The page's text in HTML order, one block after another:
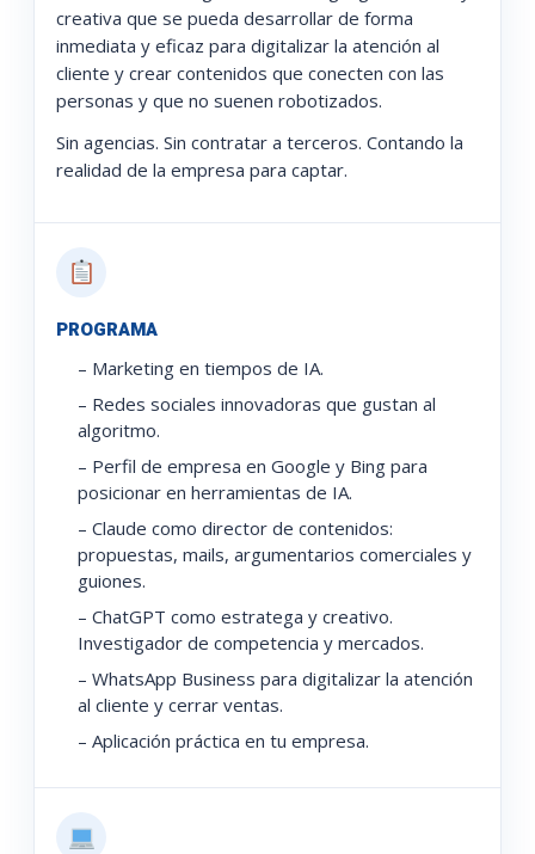
creativa que se pueda desarrollar de forma
inmediata y eficaz para digitalizar la atención al
cliente y crear contenidos que conecten con las
personas y que no suenen robotizados.
Sin agencias. Sin contratar a terceros. Contando la
realidad de la empresa para captar.
PROGRAMA
– Marketing en tiempos de IA.
– Redes sociales innovadoras que gustan al
algoritmo.
– Perfil de empresa en Google y Bing para
posicionar en herramientas de IA.
– Claude como director de contenidos:
propuestas, mails, argumentarios comerciales y
guiones.
– ChatGPT como estratega y creativo.
Investigador de competencia y mercados.
– WhatsApp Business para digitalizar la atención
al cliente y cerrar ventas.
– Aplicación práctica en tu empresa.